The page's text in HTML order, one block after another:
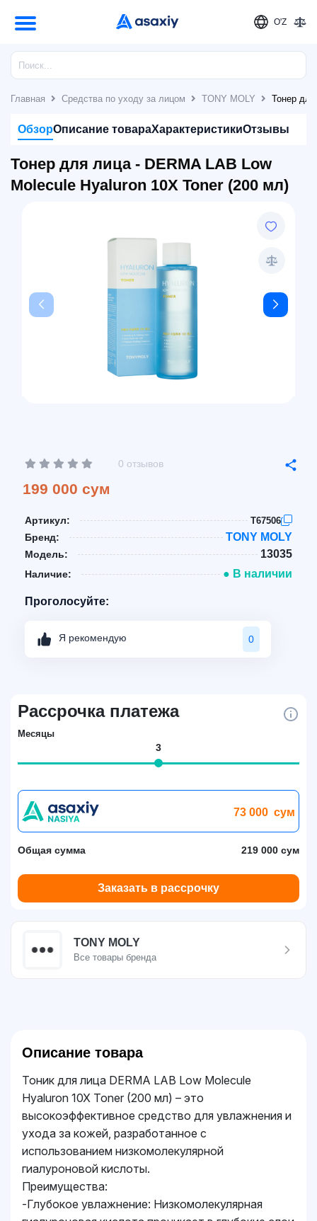
O'Z
Главная Средства по уходу за лицом TONY MOLY Тонер
ОбзорОписание товараХарактеристикиОтзывы
Тонер для лица - DERMA LAB Low
Molecule Hyaluron 10X Toner (200 мл)
0 отзывов
199 000 сум
Артикул: T67506
Бренд: TONY MOLY
Модель: 13035
Наличие: ● В наличии
Проголосуйте:
Я рекомендую 0
Рассрочка платежа
Месяцы
3
73 000 сум
Общая сумма 219 000 сум
Заказать в рассрочку
TONY MOLY
Все товары бренда
Описание товара
Тоник для лица DERMA LAB Low Molecule
Hyaluron 10X Toner (200 мл) – это
высокоэффективное средство для увлажнения и
ухода за кожей, разработанное с
использованием низкомолекулярной
гиалуроновой кислоты.
Преимущества:
-Глубокое увлажнение: Низкомолекулярная